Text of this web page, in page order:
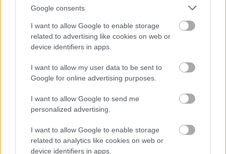
Google consents
I want to allow Google to enable storage
related to advertising like cookies on web or
device identifiers in apps.
I want to allow my user data to be sent to
Google for online advertising purposes.
I want to allow Google to send me
personalized advertising.
I want to allow Google to enable storage
related to analytics like cookies on web or
device identifiers in apps.
2026.08.07. Kiss Lajos
vasútvonalon, alapos késések alakultak ki a
menetrendhez képest, kimaradás is előfordult
Napok óta tart a rendkívüli kánikula, a biztosítóberendezés
pedig újra megadta magát a ceglédi vonalon, így...
JNSZ megyei hírek